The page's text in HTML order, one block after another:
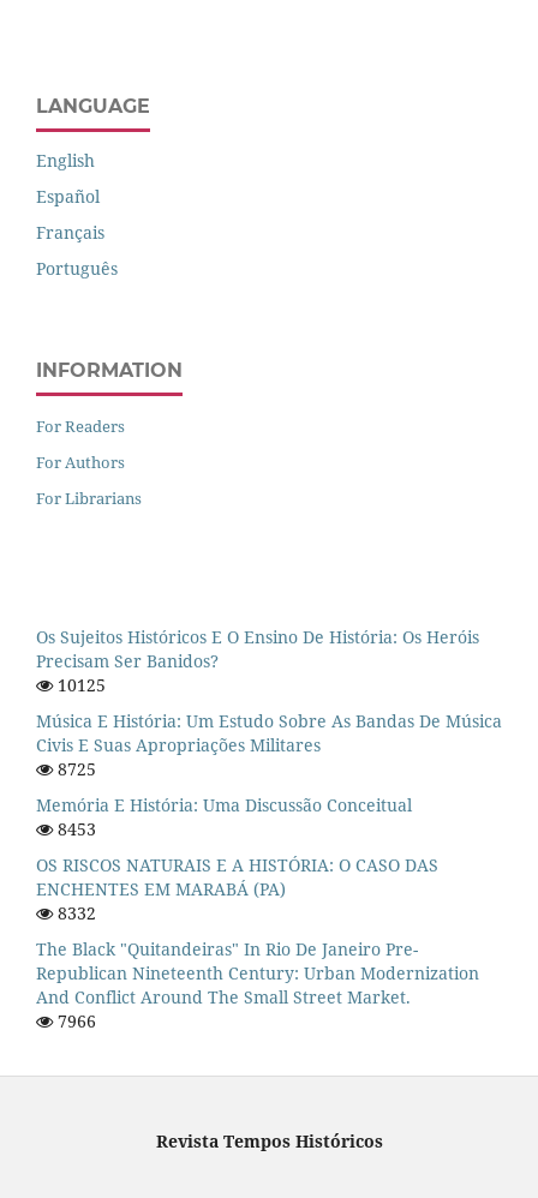
LANGUAGE
English
Español
Français
Português
INFORMATION
For Readers
For Authors
For Librarians
Os Sujeitos Históricos E O Ensino De História: Os Heróis
Precisam Ser Banidos?
10125
Música E História: Um Estudo Sobre As Bandas De Música
Civis E Suas Apropriações Militares
8725
Memória E História: Uma Discussão Conceitual
8453
OS RISCOS NATURAIS E A HISTÓRIA: O CASO DAS
ENCHENTES EM MARABÁ (PA)
8332
The Black "quitandeiras" In Rio De Janeiro Pre-
Republican Nineteenth Century: Urban Modernization
And Conflict Around The Small Street Market.
7966
Revista Tempos Históricos